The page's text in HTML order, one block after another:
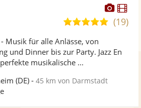
5,0(19)
- Musik für alle Anlässe, von
und Dinner bis zur Party. Jazz En
musikalische ...
(DE) -45 km von Darmstadt